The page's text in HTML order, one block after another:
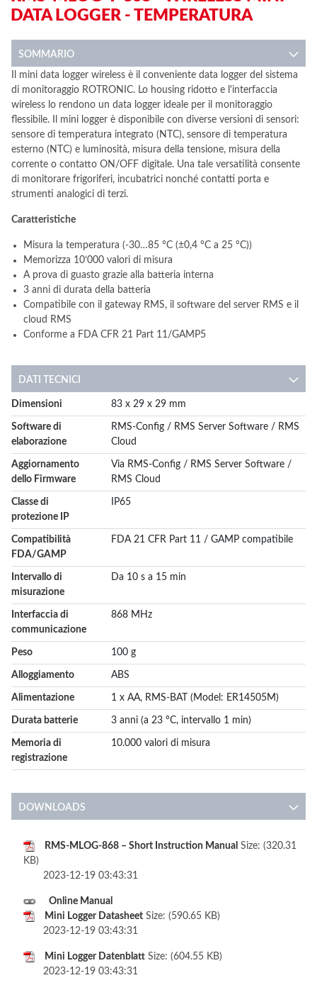
DATA LOGGER - TEMPERATURA
SOMMARIO
Il mini data logger wireless è il conveniente data logger del sistema
di monitoraggio ROTRONIC. Lo housing ridotto e l'interfaccia
wireless lo rendono un data logger ideale per il monitoraggio
flessibile. Il mini logger è disponibile con diverse versioni di sensori:
sensore di temperatura integrato (NTC), sensore di temperatura
esterno (NTC) e luminosità, misura della tensione, misura della
corrente o contatto ON/OFF digitale. Una tale versatilità consente
di monitorare frigoriferi, incubatrici nonché contatti porta e
strumenti analogici di terzi.
Caratteristiche
Misura la temperatura (-30…85 °C (±0,4 °C a 25 °C))
Memorizza 10‘000 valori di misura
A prova di guasto grazie alla batteria interna
3 anni di durata della batteria
Compatibile con il gateway RMS, il software del server RMS e il
cloud RMS
Conforme a FDA CFR 21 Part 11/GAMP5
DATI TECNICI
More
Information
Dimensioni 83 x 29 x 29 mm
Software di
elaborazione
RMS-Config / RMS Server Software / RMS
Cloud
Aggiornamento
dello Firmware
Via RMS-Config / RMS Server Software /
RMS Cloud
Classe di
protezione IP
IP65
Compatibilità
FDA/GAMP
FDA 21 CFR Part 11 / GAMP compatibile
Intervallo di
misurazione
Da 10 s a 15 min
Interfaccia di
communicazione
868 MHz
Peso 100 g
Alloggiamento ABS
Alimentazione 1 x AA, RMS-BAT (Model: ER14505M)
Durata batterie 3 anni (a 23 °C, intervallo 1 min)
Memoria di
registrazione
10.000 valori di misura
DOWNLOADS
RMS-MLOG-868 – Short Instruction Manual Size: (320.31
KB)
2023-12-19 03:43:31
Online Manual
Mini Logger Datasheet Size: (590.65 KB)
2023-12-19 03:43:31
Mini Logger Datenblatt Size: (604.55 KB)
2023-12-19 03:43:31